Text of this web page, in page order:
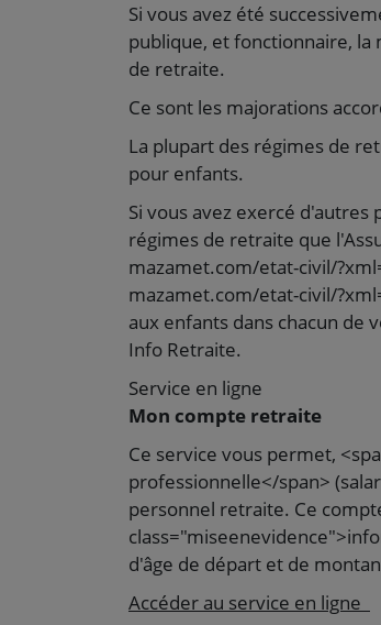
Si vous avez été
publique, et fonctionnaire, la
de retraite.
Ce sont les majorations
La plupart des régimes de
pour enfants.
Si vous avez exercé
régimes de retraite que
mazamet.com/etat-civil/
mazamet.com/etat-civil/
aux enfants dans chacun de
Info Retraite.
Service en ligne
Mon compte retraite
Ce service vous permet,
professionnelle</span>
personnel retraite. Ce
d'âge de départ et de
Accéder au service en ligne